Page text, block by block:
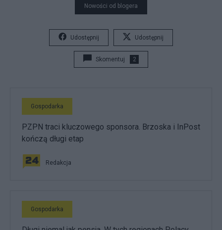
Nowości od blogera
Udostępnij Udostępnij
Skomentuj 2
Gospodarka
PZPN traci kluczowego sponsora. Brzoska i InPost
kończą długi etap
Redakcja
Gospodarka